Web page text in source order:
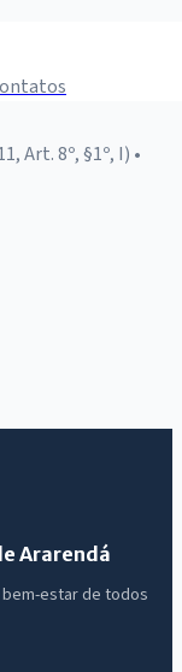
Art. 8º, §1º, I) •
Ararendá
estar de todos